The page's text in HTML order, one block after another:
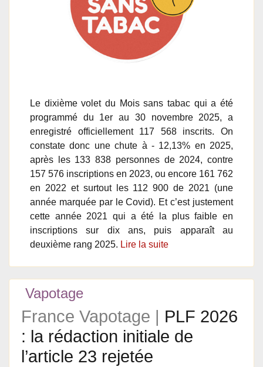
Le dixième volet du Mois sans tabac qui a été
programmé du 1er au 30 novembre 2025, a
enregistré officiellement 117 568 inscrits. On
constate donc une chute à - 12,13% en 2025,
après les 133 838 personnes de 2024, contre
157 576 inscriptions en 2023, ou encore 161 762
en 2022 et surtout les 112 900 de 2021 (une
année marquée par le Covid). Et c’est justement
cette année 2021 qui a été la plus faible en
inscriptions sur dix ans, puis apparaît au
deuxième rang 2025. Lire la suite
Vapotage
France Vapotage | PLF 2026
: la rédaction initiale de
l’article 23 rejetée